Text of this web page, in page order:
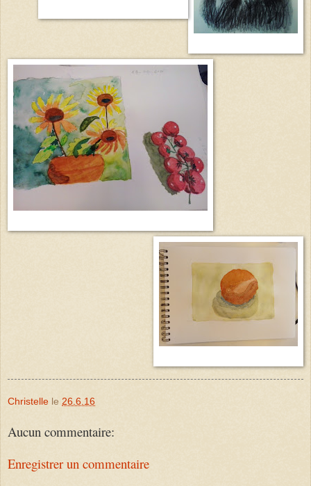
Christelle le 26.6.16
Aucun commentaire:
Enregistrer un commentaire